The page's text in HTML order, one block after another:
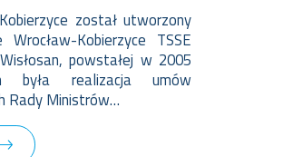
został utworzony
Kobierzyce TSSE
powstałej w 2005
była realizacja umów
Rady Ministrów…